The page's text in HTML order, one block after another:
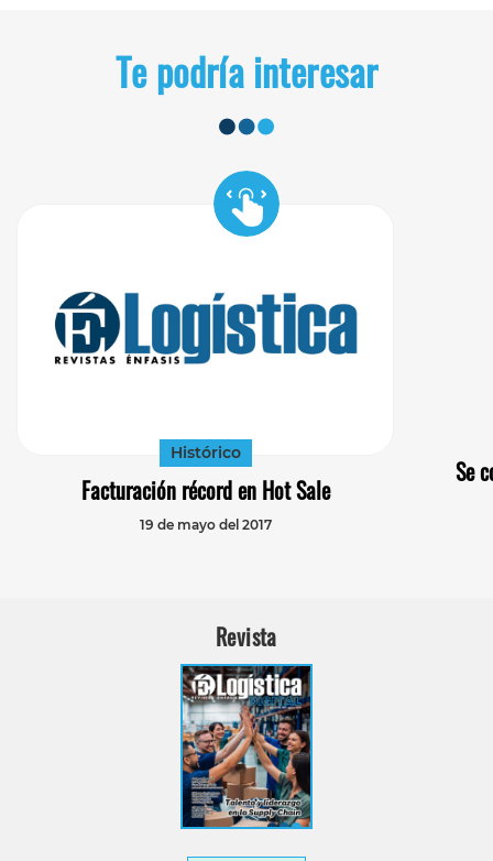
Te podría interesar
Histórico
Facturación récord en Hot Sale
19 de mayo del 2017
Se
Revista